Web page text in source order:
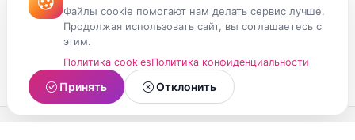
Файлы cookie помогают нам делать сервис лучше.
Продолжая использовать сайт, вы соглашаетесь с
этим.
Политика cookiesПолитика конфиденциальности
Принять Отклонить